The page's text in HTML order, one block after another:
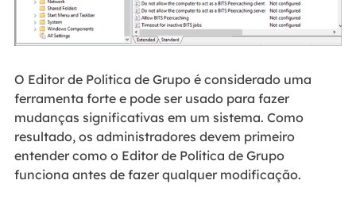
O Editor de Política de Grupo é considerado uma
ferramenta forte e pode ser usado para fazer
mudanças significativas em um sistema. Como
resultado, os administradores devem primeiro
entender como o Editor de Política de Grupo
funciona antes de fazer qualquer modificação.